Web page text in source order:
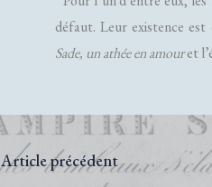
défaut. Leur existence est
Sade, un athée en amouret
Article précédent